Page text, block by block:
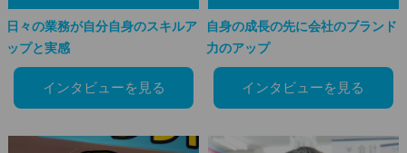
日々の業務が自分自身のスキルア
ップと実感
インタビューを見る
自身の成長の先に会社のブランド
力のアップ
インタビューを見る